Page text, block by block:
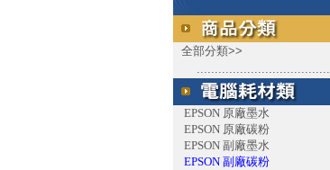
全部分類>>
.....................................
EPSON 原廠墨水
EPSON 原廠碳粉
EPSON 副廠墨水
EPSON 副廠碳粉